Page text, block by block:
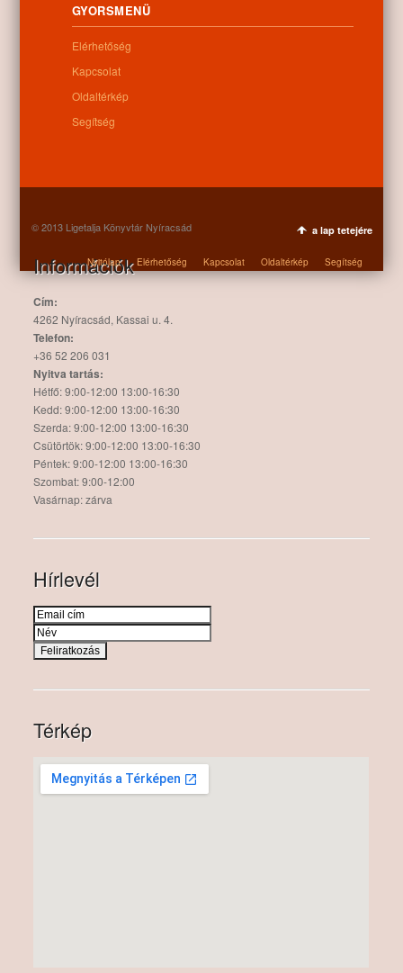
Kapcsolódó anyagok
Nem található kapcsolódó anyag
Információk
Cím:
4262 Nyíracsád, Kassai u. 4.
Telefon:
+36 52 206 031
Nyitva tartás:
Hétfő: 9:00-12:00 13:00-16:30
Kedd: 9:00-12:00 13:00-16:30
Szerda: 9:00-12:00 13:00-16:30
Csütörtök: 9:00-12:00 13:00-16:30
Péntek: 9:00-12:00 13:00-16:30
Szombat: 9:00-12:00
Vasárnap: zárva
Hírlevél
Térkép
GYORSMENÜ
Elérhetőség
Kapcsolat
Oldaltérkép
Segítség
© 2013 Ligetalja Könyvtár Nyíracsád a lap tetejére
Nyitólap Elérhetőség Kapcsolat Oldaltérkép Segítség